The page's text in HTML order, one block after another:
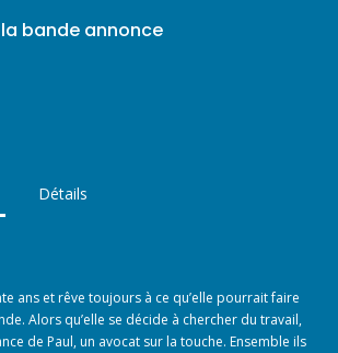
bande annonce
Détails
ans et rêve toujours à ce qu’elle pourrait faire
Alors qu’elle se décide à chercher du travail,
de Paul, un avocat sur la touche. Ensemble ils